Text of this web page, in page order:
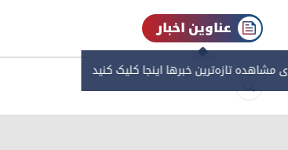
عناوین اخبار
مشاهده‌ تازه‌ترین خبرها اینجا کلیک کنید